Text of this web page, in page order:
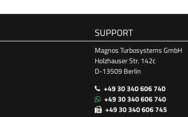
SUPPORT
Magnos Turbosystems GmbH
Holzhauser Str. 142c
D-13509 Berlin
+49 30 340 606 740
+49 30 340 606 740
+49 30 340 606 745